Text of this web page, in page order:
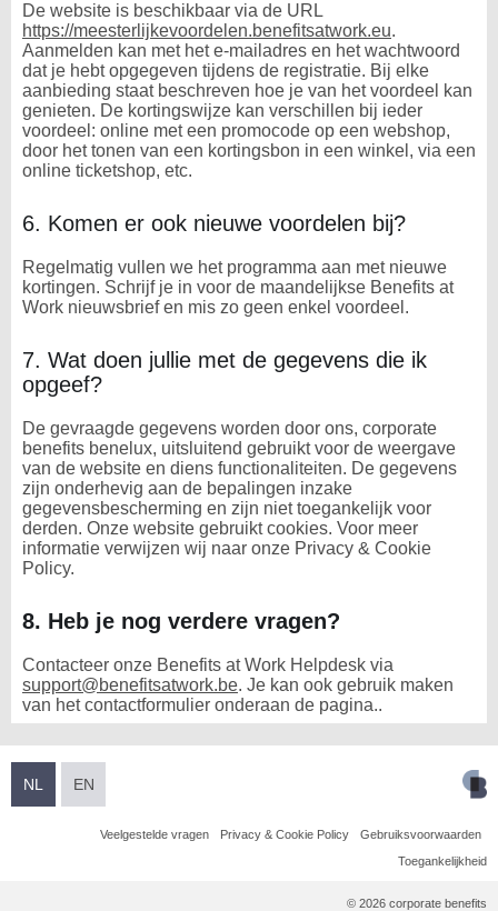
De website is beschikbaar via de URL
https://meesterlijkevoordelen.benefitsatwork.eu.
Aanmelden kan met het e-mailadres en het wachtwoord
dat je hebt opgegeven tijdens de registratie. Bij elke
aanbieding staat beschreven hoe je van het voordeel kan
genieten. De kortingswijze kan verschillen bij ieder
voordeel: online met een promocode op een webshop,
door het tonen van een kortingsbon in een winkel, via een
online ticketshop, etc.
6. Komen er ook nieuwe voordelen bij?
Regelmatig vullen we het programma aan met nieuwe
kortingen. Schrijf je in voor de maandelijkse Benefits at
Work nieuwsbrief en mis zo geen enkel voordeel.
7. Wat doen jullie met de gegevens die ik
opgeef?
De gevraagde gegevens worden door ons, corporate
benefits benelux, uitsluitend gebruikt voor de weergave
van de website en diens functionaliteiten. De gegevens
zijn onderhevig aan de bepalingen inzake
gegevensbescherming en zijn niet toegankelijk voor
derden. Onze website gebruikt cookies. Voor meer
informatie verwijzen wij naar onze Privacy & Cookie
Policy.
8. Heb je nog verdere vragen?
Contacteer onze Benefits at Work Helpdesk via
support@benefitsatwork.be. Je kan ook gebruik maken
van het contactformulier onderaan de pagina..
NL EN
Veelgestelde vragen Privacy & Cookie Policy Gebruiksvoorwaarden
Toegankelijkheid
© 2026 corporate benefits